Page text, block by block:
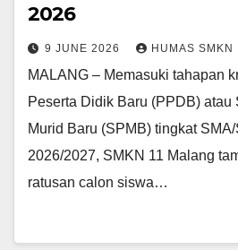
2026
9 JUNE 2026 HUMAS SMKN
MALANG – Memasuki tahapan
Peserta Didik Baru (PPDB) atau
Murid Baru (SPMB) tingkat
2026/2027, SMKN 11 Malang
ratusan calon siswa…